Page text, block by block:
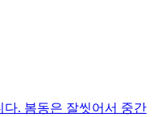
. 봄동은 잘씻어서 중간